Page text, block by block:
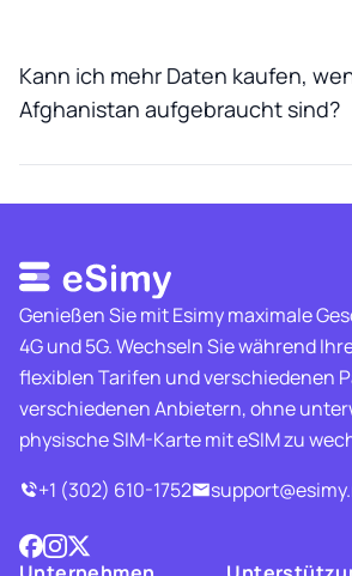
Kann ich mehr Daten kaufen,
Afghanistan aufgebraucht sind?
Genießen Sie mit Esimy maximale
4G und 5G. Wechseln Sie während
flexiblen Tarifen und verschiedenen
verschiedenen Anbietern, ohne
physische SIM-Karte mit eSIM zu
+1 (302) 610-1752